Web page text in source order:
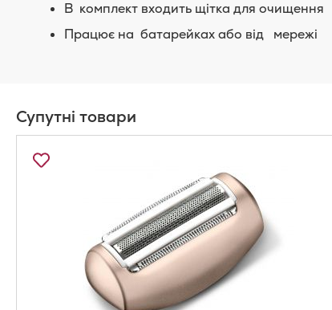
В комплект входить щітка для очищення
Працює на батарейках або від мережі
Супутні товари
Додати